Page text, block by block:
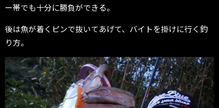
ー帯でも十分に勝負ができる。
後は魚が着くピンで抜いてあげて、バイトを掛けに行く釣
り方。